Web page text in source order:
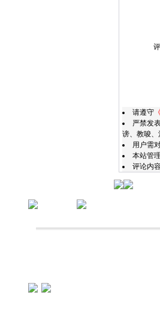
请遵守
严禁发
谤、教唆、
用户需
本站管
评论内